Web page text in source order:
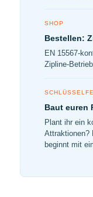
SHOP
Bestellen:
EN 15567-
Zipline-
Baut euren
Plant ihr ein
Attraktionen?
beginnt mit